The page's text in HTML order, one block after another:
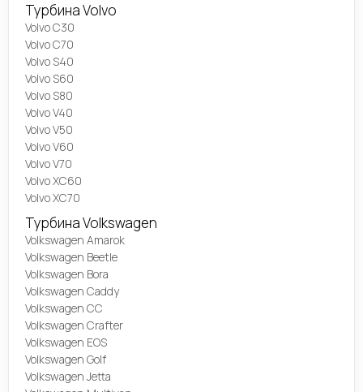
Турбина Volvo
Volvo C30
Volvo C70
Volvo S40
Volvo S60
Volvo S80
Volvo V40
Volvo V50
Volvo V60
Volvo V70
Volvo XC60
Volvo XC70
Турбина Volkswagen
Volkswagen Amarok
Volkswagen Beetle
Volkswagen Bora
Volkswagen Caddy
Volkswagen CC
Volkswagen Crafter
Volkswagen EOS
Volkswagen Golf
Volkswagen Jetta